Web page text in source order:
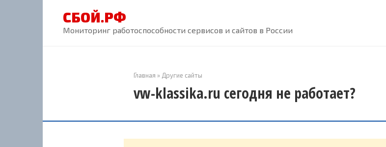
СБОЙ.РФ
Мониторинг работоспособности сервисов и сайтов в России
Главная » Другие сайты
vw-klassika.ru сегодня не работает?